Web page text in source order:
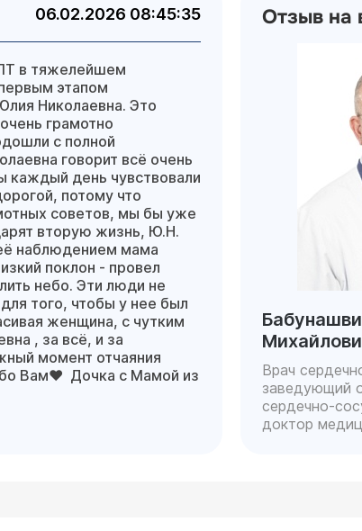
06.02.2026 08:45:35
в тяжелейшем
этапом
Николаевна. Это
грамотно
с полной
говорит всё очень
каждый день чувствовали
потому что
советов, мы бы уже
вторую жизнь, Ю.Н.
наблюдением мама
поклон - провел
небо. Эти люди не
того, чтобы у нее был
женщина, с чутким
, за всё, и за
момент отчаяния
Вам❤️ Дочка с Мамой из
Отзыв на
Врач
заведующий
сердечно-
доктор